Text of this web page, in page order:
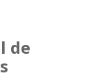
de